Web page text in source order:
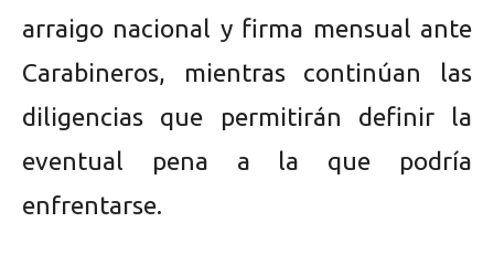
arraigo nacional y firma mensual ante
Carabineros, mientras continúan las
diligencias que permitirán definir la
eventual pena a la que podría
enfrentarse.